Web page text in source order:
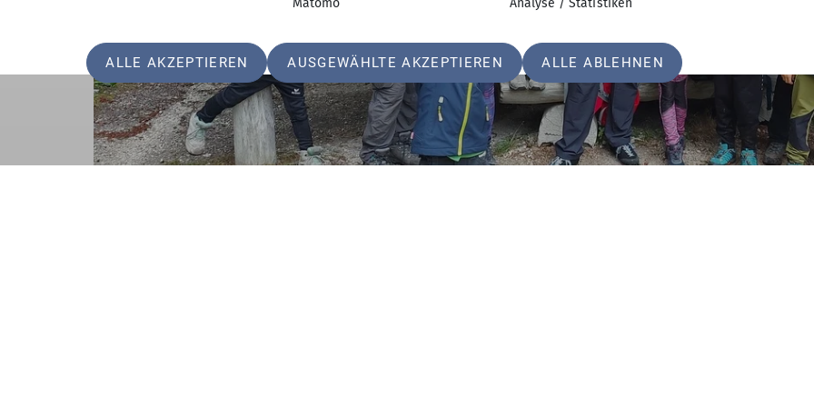
Matomo Analyse / Statistiken
ALLE AKZEPTIEREN AUSGEWÄHLTE AKZEPTIEREN ALLE ABLEHNEN